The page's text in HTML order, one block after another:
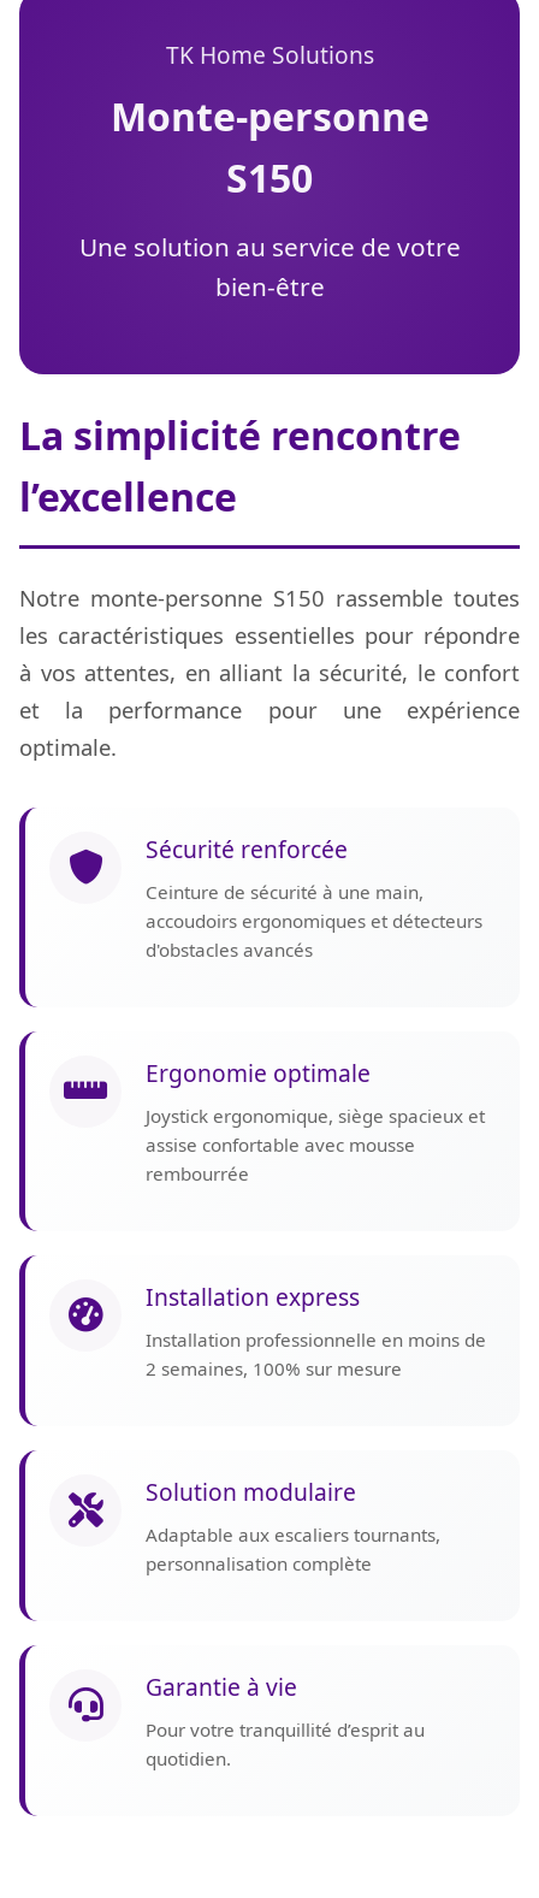
TK Home Solutions
monte-personne
S150
Une solution au service de votre
bien-être
La simplicité rencontre
l’excellence
Notre monte-personne S150 rassemble toutes
les caractéristiques essentielles pour répondre
à vos attentes, en alliant la sécurité, le confort
et la performance pour une expérience
optimale.
Sécurité renforcée
Ceinture de sécurité à une main,
accoudoirs ergonomiques et détecteurs
d'obstacles avancés
Ergonomie optimale
Joystick ergonomique, siège spacieux et
assise confortable avec mousse
rembourrée
Installation express
Installation professionnelle en moins de
2 semaines, 100% sur mesure
Solution modulaire
Adaptable aux escaliers tournants,
personnalisation complète
Garantie à vie
Pour votre tranquillité d’esprit au
quotidien.